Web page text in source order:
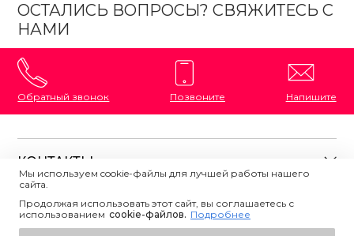
ОСТАЛИСЬ ВОПРОСЫ? СВЯЖИТЕСЬ С
НАМИ
Обратный звонок Позвоните Напишите
КОНТАКТЫ
8 (800) 333-87-72
Напишите нам
ПОЛЕЗНАЯ ИНФОРМАЦИЯ
О магазине
Мы используем cookie-файлы для лучшей работы нашего
сайта.
Продолжая использовать этот сайт, вы соглашаетесь с
использованием сookie-файлов. Подробнее